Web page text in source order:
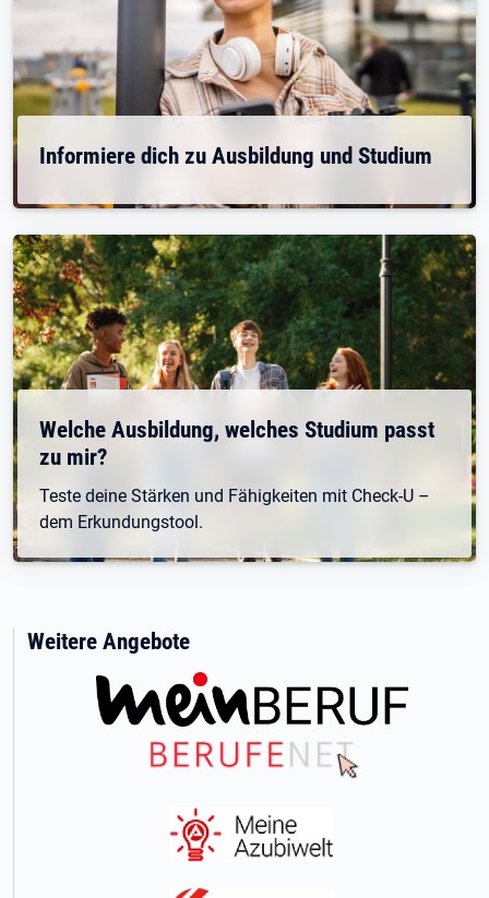
Informiere dich zu Ausbildung und Studium
Welche Ausbildung, welches Studium passt
zu mir?
Teste deine Stärken und Fähigkeiten mit Check-U –
dem Erkundungstool.
Weitere Angebote